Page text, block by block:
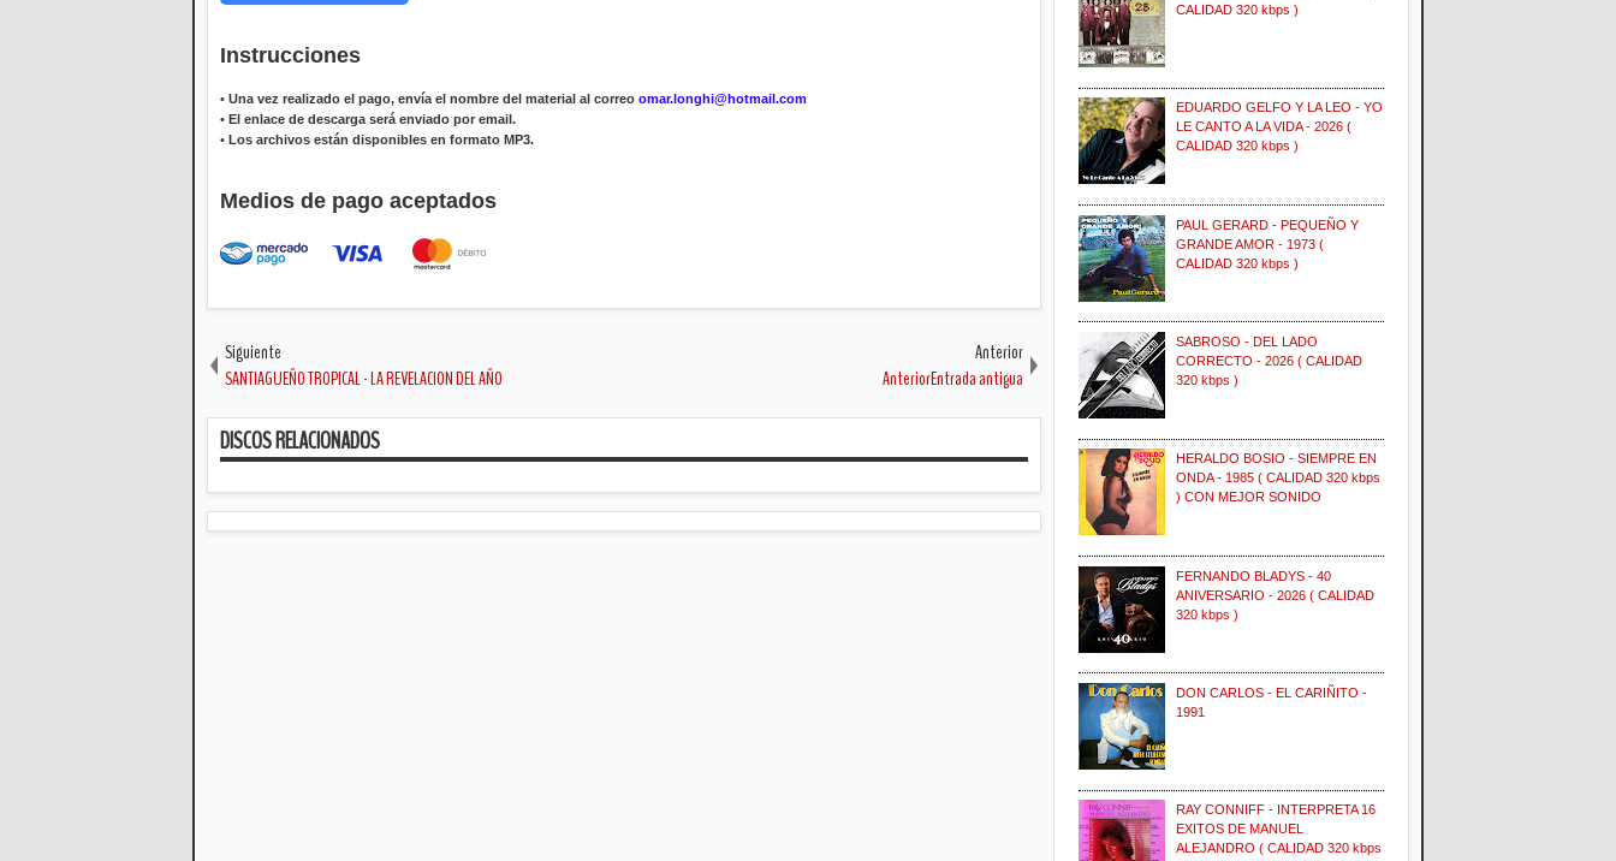
Instrucciones
• Una vez realizado el pago, envía el nombre del material al correo omar.longhi@hotmail.com
• El enlace de descarga será enviado por email.
• Los archivos están disponibles en formato MP3.
Medios de pago aceptados
Siguiente
SANTIAGUEÑO TROPICAL - LA REVELACION DEL AÑO
Anterior
AnteriorEntrada antigua
DISCOS RELACIONADOS
CALIDAD 320 kbps )
EDUARDO GELFO Y LA LEO - YO
LE CANTO A LA VIDA - 2026 (
CALIDAD 320 kbps )
PAUL GERARD - PEQUEÑO Y
GRANDE AMOR - 1973 (
CALIDAD 320 kbps )
SABROSO - DEL LADO
CORRECTO - 2026 ( CALIDAD
320 kbps )
HERALDO BOSIO - SIEMPRE EN
ONDA - 1985 ( CALIDAD 320 kbps
) CON MEJOR SONIDO
FERNANDO BLADYS - 40
ANIVERSARIO - 2026 ( CALIDAD
320 kbps )
DON CARLOS - EL CARIÑITO -
1991
RAY CONNIFF - INTERPRETA 16
EXITOS DE MANUEL
ALEJANDRO ( CALIDAD 320 kbps